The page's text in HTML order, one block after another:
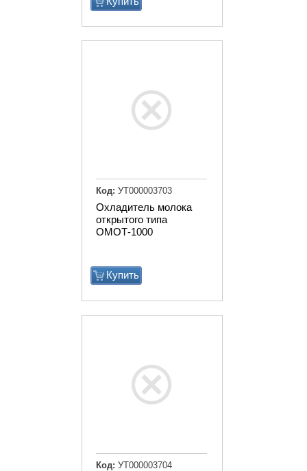
Охладитель молока
открытого типа
ОМОТ-1000
Купить
Код: УТ000003703
Код: УТ000003704